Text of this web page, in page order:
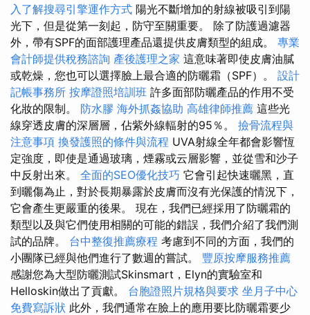
入了解搜尋引擎運作方式 陽光不斷增加的射線被吸引到陽
光下，但是從第一刻起，防守至關重要。 除了防護過濾器
外，帶有SPF的面部護理產品還提供皮膚類型的組成。 專業
會計師提供稅務諮詢 產後護理之家 這意味著即使皮膚油膩
或乾燥，您也可以選擇臉上最合適的防曬霜（SPF）。 設計
記帳事務所 按摩證照培訓班 許多面部防曬產品的作用不受
化妝的限制。 防水膠 海外抓姦協助 高雄律師推薦 這些光
線穿透皮膚的深層層，佔紫外線輻射的95％。 撿骨流程與
注意事項 換發護照的條件與流程 UVA射線全年都會影響恆
定強度，即使是通過玻璃，煙霧或云層影響，並從雪和沙子
中反射出來。 全面的SEO優化技巧 它會引起快速曬黑，直
到曬傷為止，對於長期暴露於皮膚而沒有光保護的情況下，
它會產生更嚴重的後果。 現在，我們已經採用了防曬霜的
類型以及與它們使用相關的可能的錯誤，我們介紹了我們測
試的品牌。 台中整復推薦療程 考慮到不同的方面，我們的
小團隊已經與他們進行了數週的嘗試。 豐原按摩服務推薦
感謝您為大型防曬測試Skinsmart，Elyn的實驗室和
Helloskin做出了貢獻。 台胞證照片規格與要求 坐月子中心
免費寫訴狀 此外，我們通常在臉上的應用要比防曬霜要少